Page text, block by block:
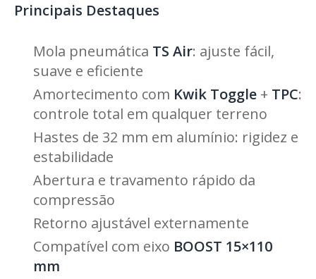
Principais Destaques
Mola pneumática TS Air: ajuste fácil,
suave e eficiente
Amortecimento com Kwik Toggle + TPC:
controle total em qualquer terreno
Hastes de 32 mm em alumínio: rigidez e
estabilidade
Abertura e travamento rápido da
compressão
Retorno ajustável externamente
Compatível com eixo BOOST 15×110
mm